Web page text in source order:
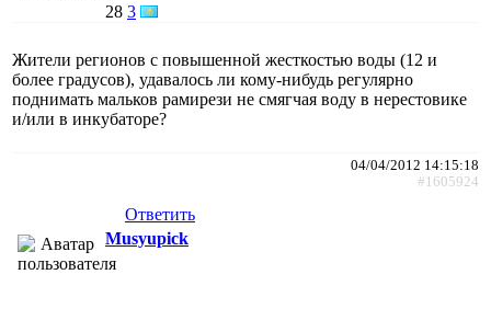
28 3
Жители регионов с повышенной жесткостью воды (12 и
более градусов), удавалось ли кому-нибудь регулярно
поднимать мальков рамирези не смягчая воду в нерестовике
и/или в инкубаторе?
04/04/2012 14:15:18
#1605924
Ответить
Musyupick